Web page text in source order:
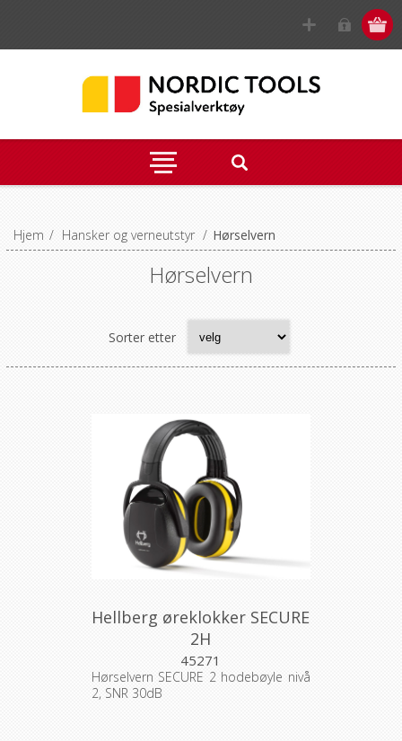
Hjem / Hansker og verneutstyr / Hørselvern
Hørselvern
Sorter etter
Hellberg øreklokker SECURE
2H
45271
Hørselvern SECURE 2 hodebøyle nivå
2, SNR 30dB